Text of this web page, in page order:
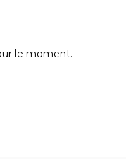
le moment.